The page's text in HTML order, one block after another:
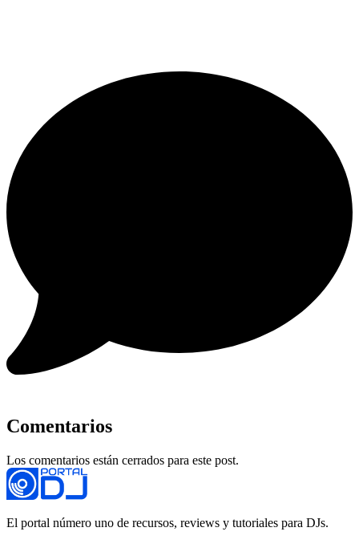
Comentarios
Los comentarios están cerrados para este post.
El portal número uno de recursos, reviews y tutoriales para DJs.